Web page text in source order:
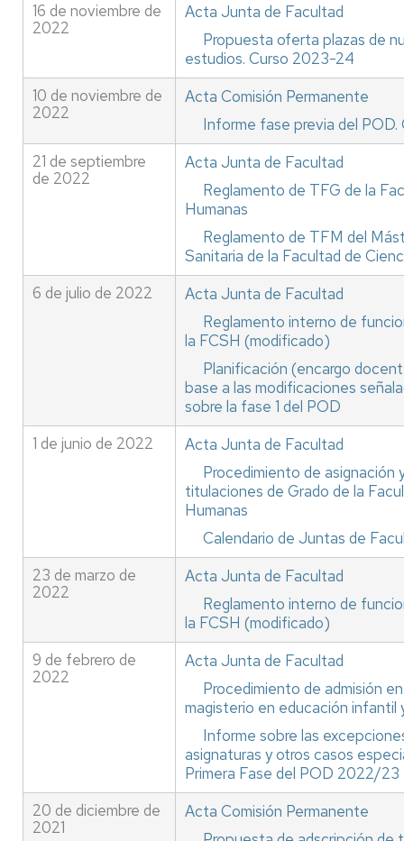
16 de noviembre de
2022
Acta Junta de Facultad
Propuesta oferta plazas de
estudios. Curso 2023-24
10 de noviembre de
2022
Acta Comisión Permanente
Informe fase previa del
21 de septiembre
de 2022
Acta Junta de Facultad
Reglamento de TFG de la
Humanas
Reglamento de TFM del
Sanitaria de la Facultad de
6 de julio de 2022
Acta Junta de Facultad
Reglamento interno de
la FCSH (modificado)
Planificación (encargo
base a las modificaciones
sobre la fase 1 del POD
1 de junio de 2022
Acta Junta de Facultad
Procedimiento de asignación
titulaciones de Grado de la
Humanas
Calendario de Juntas de
23 de marzo de
2022
Acta Junta de Facultad
Reglamento interno de
la FCSH (modificado)
9 de febrero de
2022
Acta Junta de Facultad
Procedimiento de admisión
magisterio en educación infantil
Informe sobre las
asignaturas y otros casos
Primera Fase del POD 2022/23
20 de diciembre de
2021
Acta Comisión Permanente